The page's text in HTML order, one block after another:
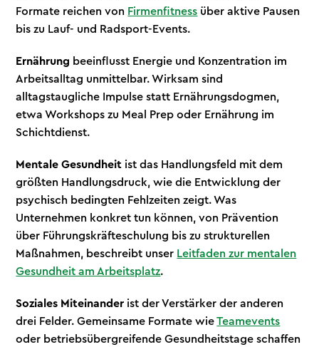
Formate reichen von Firmenfitness über aktive Pausen
bis zu Lauf- und Radsport-Events.
Ernährung beeinflusst Energie und Konzentration im
Arbeitsalltag unmittelbar. Wirksam sind
alltagstaugliche Impulse statt Ernährungsdogmen,
etwa Workshops zu Meal Prep oder Ernährung im
Schichtdienst.
Mentale Gesundheit ist das Handlungsfeld mit dem
größten Handlungsdruck, wie die Entwicklung der
psychisch bedingten Fehlzeiten zeigt. Was
Unternehmen konkret tun können, von Prävention
über Führungskräfteschulung bis zu strukturellen
Maßnahmen, beschreibt unser Leitfaden zur mentalen
Gesundheit am Arbeitsplatz.
Soziales Miteinander ist der Verstärker der anderen
drei Felder. Gemeinsame Formate wieTeamevents
oder betriebsübergreifende Gesundheitstage schaffen